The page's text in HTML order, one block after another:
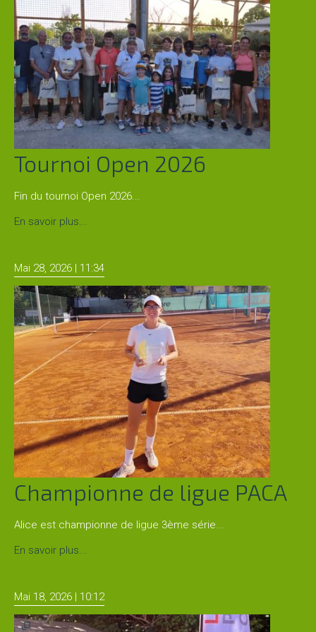
Snack
Service
cordage
Pro
shop
et
STAGES
Les
enseignants
Les
stages
L'école
de
tennis
Handi
tennis
Les
règles
LA
COMPETITION
Tournoi Open 2026
Fin du tournoi Open 2026...
En savoir plus...
Mai 28, 2026 | 11:34
Championne de ligue PACA
Alice est championne de ligue 3ème série...
En savoir plus...
PACA
Mai 18, 2026 | 10:12